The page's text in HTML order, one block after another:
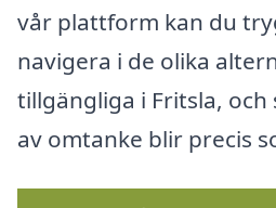
vår plattform kan du
navigera i de olika
tillgängliga i Fritsla,
av omtanke blir precis